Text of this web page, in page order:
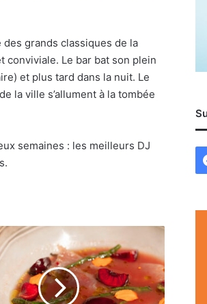
grands classiques de la
conviviale. Le bar bat son plein
et plus tard dans la nuit. Le
la ville s’allument à la tombée
semaines : les meilleurs DJ